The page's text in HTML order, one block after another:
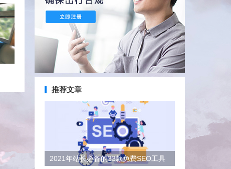
推荐文章
2021年站长必备的33款免费SEO工具